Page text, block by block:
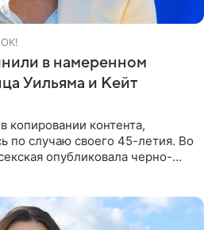
в намеренном
Уильяма и Кейт
копировании контента,
по случаю своего 45-летия. Во
опубликовала черно-